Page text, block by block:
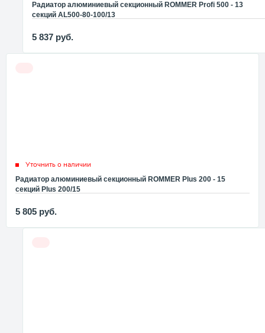
Радиатор алюминиевый секционный ROMMER Profi 500 - 13
секций AL500-80-100/13
5 837 руб.
Уточнить о наличии
Радиатор алюминиевый секционный ROMMER Plus 200 - 15
секций Plus 200/15
5 805 руб.